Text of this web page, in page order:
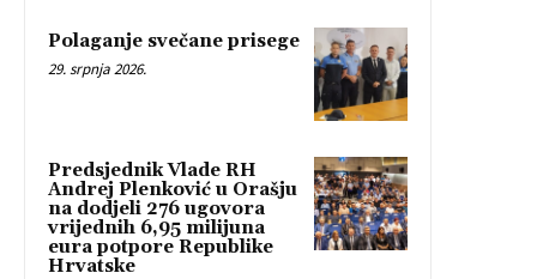
Polaganje svečane prisege
29. srpnja 2026.
Predsjednik Vlade RH
Andrej Plenković u Orašju
na dodjeli 276 ugovora
vrijednih 6,95 milijuna
eura potpore Republike
Hrvatske